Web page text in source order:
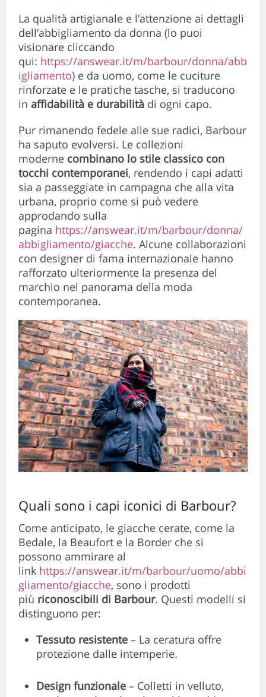
La qualità artigianale e l’attenzione ai dettagli
dell’abbigliamento da donna (lo puoi
visionare cliccando
qui: https://answear.it/m/barbour/donna/abb
igliamento) e da uomo, come le cuciture
rinforzate e le pratiche tasche, si traducono
in affidabilità e durabilità di ogni capo.
Pur rimanendo fedele alle sue radici, Barbour
ha saputo evolversi. Le collezioni
moderne combinano lo stile classico con
tocchi contemporanei, rendendo i capi adatti
sia a passeggiate in campagna che alla vita
urbana, proprio come si può vedere
approdando sulla
pagina https://answear.it/m/barbour/donna/
abbigliamento/giacche. Alcune collaborazioni
con designer di fama internazionale hanno
rafforzato ulteriormente la presenza del
marchio nel panorama della moda
contemporanea.
Quali sono i capi iconici di Barbour?
Come anticipato, le giacche cerate, come la
Bedale, la Beaufort e la Border che si
possono ammirare al
link https://answear.it/m/barbour/uomo/abbi
gliamento/giacche, sono i prodotti
più riconoscibili di Barbour. Questi modelli si
distinguono per:
Tessuto resistente – La ceratura offre
protezione dalle intemperie.
Design funzionale– Colletti in velluto,